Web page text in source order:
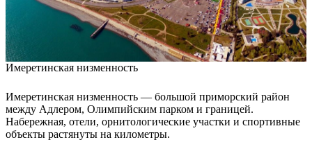
Имеретинская низменность
Имеретинская низменность — большой приморский район
между Адлером, Олимпийским парком и границей.
Набережная, отели, орнитологические участки и спортивные
объекты растянуты на километры.